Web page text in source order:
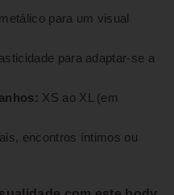
para um visual
para adaptar-se a
XS ao XL (em
encontros íntimos ou